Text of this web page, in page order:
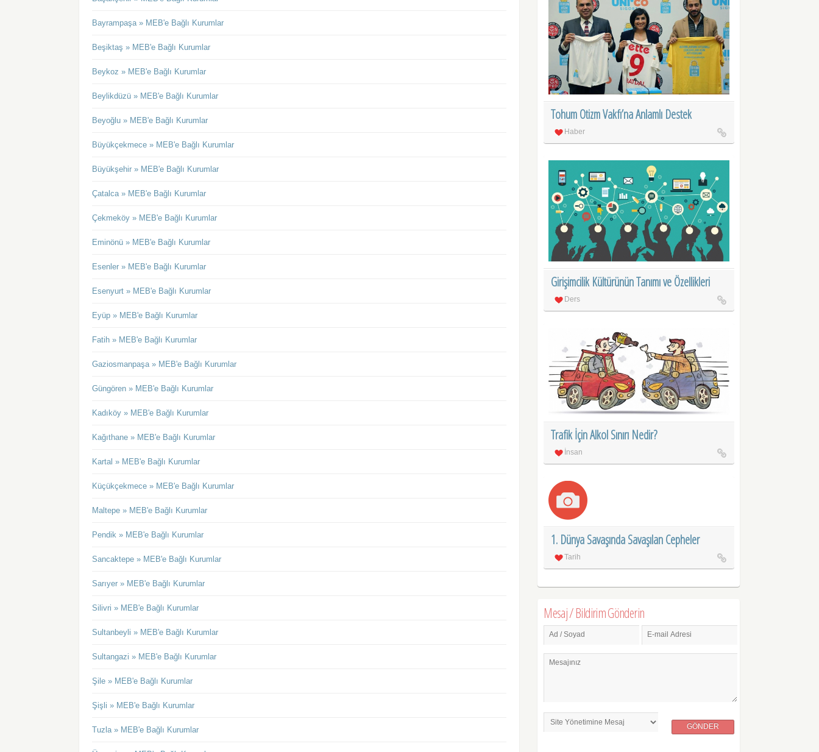
Bayrampaşa » MEB'e Bağlı Kurumlar
Beşiktaş » MEB'e Bağlı Kurumlar
Beykoz » MEB'e Bağlı Kurumlar
Beylikdüzü » MEB'e Bağlı Kurumlar
Beyoğlu » MEB'e Bağlı Kurumlar
Büyükçekmece » MEB'e Bağlı Kurumlar
Büyükşehir » MEB'e Bağlı Kurumlar
Çatalca » MEB'e Bağlı Kurumlar
Çekmeköy » MEB'e Bağlı Kurumlar
Eminönü » MEB'e Bağlı Kurumlar
Esenler » MEB'e Bağlı Kurumlar
Esenyurt » MEB'e Bağlı Kurumlar
Eyüp » MEB'e Bağlı Kurumlar
Fatih » MEB'e Bağlı Kurumlar
Gaziosmanpaşa » MEB'e Bağlı Kurumlar
Güngören » MEB'e Bağlı Kurumlar
Kadıköy » MEB'e Bağlı Kurumlar
Kağıthane » MEB'e Bağlı Kurumlar
Kartal » MEB'e Bağlı Kurumlar
Küçükçekmece » MEB'e Bağlı Kurumlar
Maltepe » MEB'e Bağlı Kurumlar
Pendik » MEB'e Bağlı Kurumlar
Sancaktepe » MEB'e Bağlı Kurumlar
Sarıyer » MEB'e Bağlı Kurumlar
Silivri » MEB'e Bağlı Kurumlar
Sultanbeyli » MEB'e Bağlı Kurumlar
Sultangazi » MEB'e Bağlı Kurumlar
Şile » MEB'e Bağlı Kurumlar
Şişli » MEB'e Bağlı Kurumlar
Tuzla » MEB'e Bağlı Kurumlar
Tohum Otizm Vakfı’na Anlamlı Destek
Haber
Girişimcilik Kültürünün Tanımı ve Özellikleri
Ders
Trafik İçin Alkol Sınırı Nedir?
İnsan
1. Dünya Savaşında Savaşılan Cepheler
Tarih
Mesaj / Bildirim Gönderin
Ad / Soyad E-mail Adresi
Mesajınız
GÖNDER